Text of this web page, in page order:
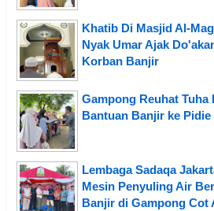
Khatib Di Masjid Al-
Nyak Umar Ajak
Korban Banjir
Gampong Reuhat Tuha
Bantuan Banjir ke Pidie
Lembaga Sadaqa
Mesin Penyuling Air
Banjir di Gampong Cot